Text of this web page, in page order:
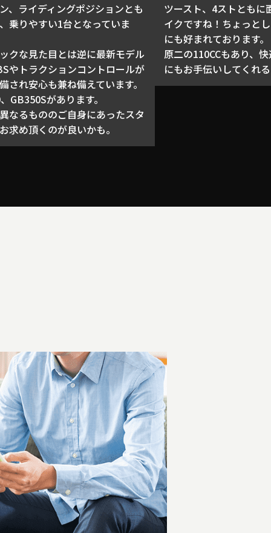
、ライディングポジションとも
乗りやすい1台となっていま
クな見た目とは逆に最新モデル
やトラクションコントロールが
され安心も兼ね備えています。
GB350Sがあります。
なるもののご自身にあったスタ
求め頂くのが良いかも。
ツースト、4ストともに
イクですね！ちょっと
にも好まれております。
原二の110CCもあり、
にもお手伝いしてくれ